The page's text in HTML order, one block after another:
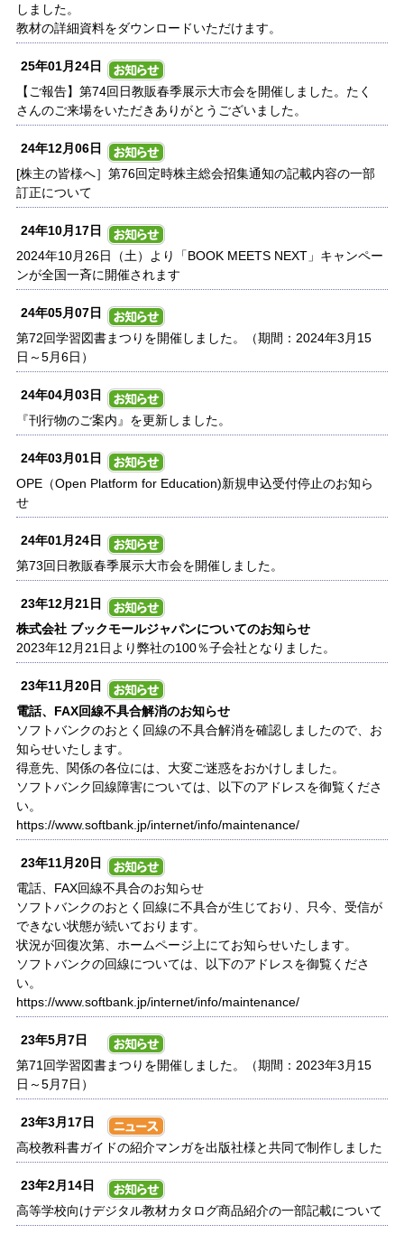
しました。
教材の詳細資料をダウンロードいただけます。
25年01月24日
【ご報告】第74回日教販春季展示大市会を開催しました。たく
さんのご来場をいただきありがとうございました。
24年12月06日
[株主の皆様へ］第76回定時株主総会招集通知の記載内容の一部
訂正について
24年10月17日
2024年10月26日（土）より「BOOK MEETS NEXT」キャンペー
ンが全国一斉に開催されます
24年05月07日
第72回学習図書まつりを開催しました。（期間：2024年3月15
日～5月6日）
24年04月03日
『刊行物のご案内』を更新しました。
24年03月01日
OPE（Open Platform for Education)新規申込受付停止のお知ら
せ
24年01月24日
第73回日教販春季展示大市会を開催しました。
23年12月21日
株式会社 ブックモールジャパンについてのお知らせ
2023年12月21日より弊社の100％子会社となりました。
23年11月20日
電話、FAX回線不具合解消のお知らせ
ソフトバンクのおとく回線の不具合解消を確認しましたので、お
知らせいたします。
得意先、関係の各位には、大変ご迷惑をおかけしました。
ソフトバンク回線障害については、以下のアドレスを御覧くださ
い。
https://www.softbank.jp/internet/info/maintenance/
23年11月20日
電話、FAX回線不具合のお知らせ
ソフトバンクのおとく回線に不具合が生じており、只今、受信が
できない状態が続いております。
状況が回復次第、ホームページ上にてお知らせいたします。
ソフトバンクの回線については、以下のアドレスを御覧くださ
い。
https://www.softbank.jp/internet/info/maintenance/
23年5月7日
第71回学習図書まつりを開催しました。（期間：2023年3月15
日～5月7日）
23年3月17日
高校教科書ガイドの紹介マンガを出版社様と共同で制作しました
23年2月14日
高等学校向けデジタル教材カタログ商品紹介の一部記載について